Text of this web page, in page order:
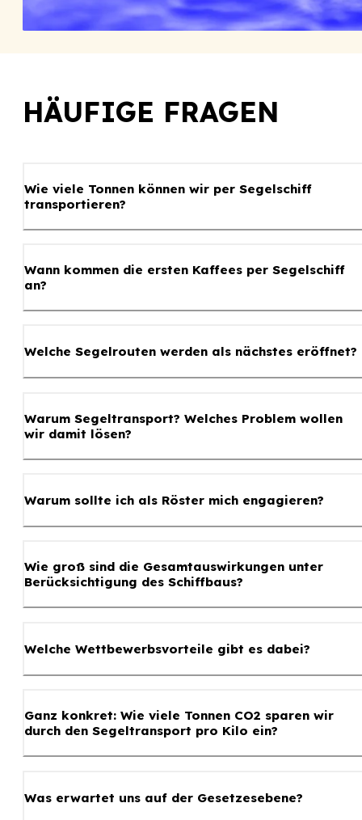
HÄUFIGE FRAGEN
Wie viele Tonnen können wir per Segelschiff
transportieren?
Wann kommen die ersten Kaffees per Segelschiff
an?
Welche Segelrouten werden als nächstes eröffnet?
Warum Segeltransport? Welches Problem wollen
wir damit lösen?
Warum sollte ich als Röster mich engagieren?
Wie groß sind die Gesamtauswirkungen unter
Berücksichtigung des Schiffbaus?
Welche Wettbewerbsvorteile gibt es dabei?
Ganz konkret: Wie viele Tonnen CO2 sparen wir
durch den Segeltransport pro Kilo ein?
Was erwartet uns auf der Gesetzesebene?